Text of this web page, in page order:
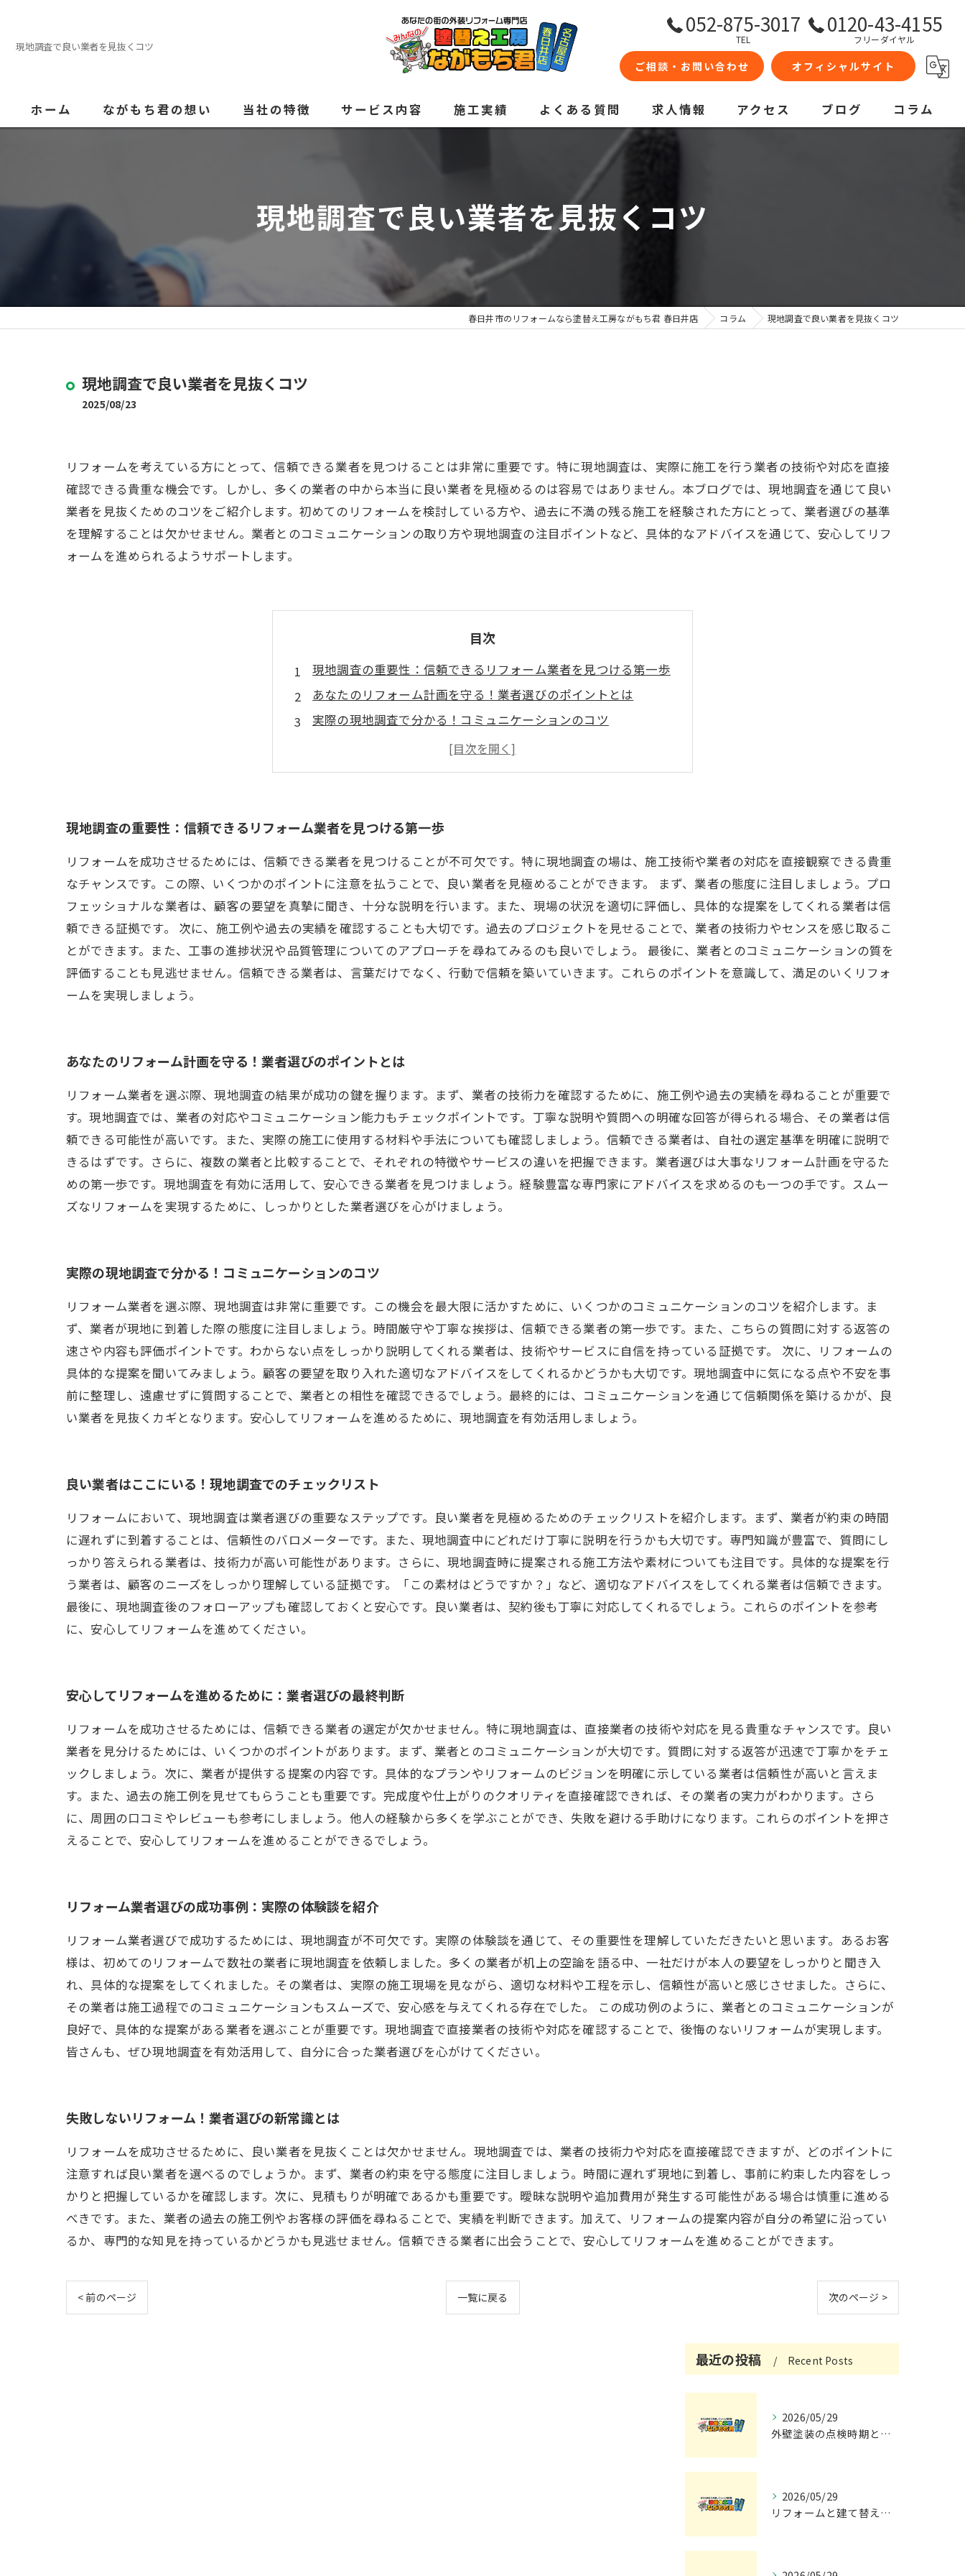
現地調査で良い業者を見抜くコツ
052-875-3017
TEL
0120-43-4155
フリーダイヤル
ご相談・お問い合わせ オフィシャルサイト
ホーム ながもち君の想い 当社の特徴
内装
サービス内容 施工実績 よくある質問 求人情報 アクセス ブログ コラム
現地調査で良い業者を見抜くコツ
春日井市のリフォームなら塗替え工房ながもち君 春日井店 コラム 現地調査で良い業者を見抜くコツ
現地調査で良い業者を見抜くコツ
2025/08/23
リフォームを考えている方にとって、信頼できる業者を見つけることは非常に重要です。特に現地調査は、実際に施工を行う業者の技術や対応を直接
確認できる貴重な機会です。しかし、多くの業者の中から本当に良い業者を見極めるのは容易ではありません。本ブログでは、現地調査を通じて良い
業者を見抜くためのコツをご紹介します。初めてのリフォームを検討している方や、過去に不満の残る施工を経験された方にとって、業者選びの基準
を理解することは欠かせません。業者とのコミュニケーションの取り方や現地調査の注目ポイントなど、具体的なアドバイスを通じて、安心してリフ
ォームを進められるようサポートします。
目次
現地調査の重要性：信頼できるリフォーム業者を見つける第一歩
あなたのリフォーム計画を守る！業者選びのポイントとは
実際の現地調査で分かる！コミュニケーションのコツ
良い業者はここにいる！現地調査でのチェックリスト
安心してリフォームを進めるために：業者選びの最終判断
失敗しないリフォーム！業者選びの新常識とは
現地調査の重要性：信頼できるリフォーム業者を見つける第一歩
リフォームを成功させるためには、信頼できる業者を見つけることが不可欠です。特に現地調査の場は、施工技術や業者の対応を直接観察できる貴重
なチャンスです。この際、いくつかのポイントに注意を払うことで、良い業者を見極めることができます。 まず、業者の態度に注目しましょう。プロ
フェッショナルな業者は、顧客の要望を真摯に聞き、十分な説明を行います。また、現場の状況を適切に評価し、具体的な提案をしてくれる業者は信
頼できる証拠です。 次に、施工例や過去の実績を確認することも大切です。過去のプロジェクトを見せることで、業者の技術力やセンスを感じ取るこ
とができます。また、工事の進捗状況や品質管理についてのアプローチを尋ねてみるのも良いでしょう。 最後に、業者とのコミュニケーションの質を
評価することも見逃せません。信頼できる業者は、言葉だけでなく、行動で信頼を築いていきます。これらのポイントを意識して、満足のいくリフォ
ームを実現しましょう。
あなたのリフォーム計画を守る！業者選びのポイントとは
リフォーム業者を選ぶ際、現地調査の結果が成功の鍵を握ります。まず、業者の技術力を確認するために、施工例や過去の実績を尋ねることが重要で
す。現地調査では、業者の対応やコミュニケーション能力もチェックポイントです。丁寧な説明や質問への明確な回答が得られる場合、その業者は信
頼できる可能性が高いです。また、実際の施工に使用する材料や手法についても確認しましょう。信頼できる業者は、自社の選定基準を明確に説明で
きるはずです。さらに、複数の業者と比較することで、それぞれの特徴やサービスの違いを把握できます。業者選びは大事なリフォーム計画を守るた
めの第一歩です。現地調査を有効に活用して、安心できる業者を見つけましょう。経験豊富な専門家にアドバイスを求めるのも一つの手です。スムー
ズなリフォームを実現するために、しっかりとした業者選びを心がけましょう。
実際の現地調査で分かる！コミュニケーションのコツ
リフォーム業者を選ぶ際、現地調査は非常に重要です。この機会を最大限に活かすために、いくつかのコミュニケーションのコツを紹介します。ま
ず、業者が現地に到着した際の態度に注目しましょう。時間厳守や丁寧な挨拶は、信頼できる業者の第一歩です。また、こちらの質問に対する返答の
速さや内容も評価ポイントです。わからない点をしっかり説明してくれる業者は、技術やサービスに自信を持っている証拠です。 次に、リフォームの
具体的な提案を聞いてみましょう。顧客の要望を取り入れた適切なアドバイスをしてくれるかどうかも大切です。現地調査中に気になる点や不安を事
前に整理し、遠慮せずに質問することで、業者との相性を確認できるでしょう。最終的には、コミュニケーションを通じて信頼関係を築けるかが、良
い業者を見抜くカギとなります。安心してリフォームを進めるために、現地調査を有効活用しましょう。
良い業者はここにいる！現地調査でのチェックリスト
リフォームにおいて、現地調査は業者選びの重要なステップです。良い業者を見極めるためのチェックリストを紹介します。まず、業者が約束の時間
に遅れずに到着することは、信頼性のバロメーターです。また、現地調査中にどれだけ丁寧に説明を行うかも大切です。専門知識が豊富で、質問にし
っかり答えられる業者は、技術力が高い可能性があります。さらに、現地調査時に提案される施工方法や素材についても注目です。具体的な提案を行
う業者は、顧客のニーズをしっかり理解している証拠です。「この素材はどうですか？」など、適切なアドバイスをしてくれる業者は信頼できます。
最後に、現地調査後のフォローアップも確認しておくと安心です。良い業者は、契約後も丁寧に対応してくれるでしょう。これらのポイントを参考
に、安心してリフォームを進めてください。
安心してリフォームを進めるために：業者選びの最終判断
リフォームを成功させるためには、信頼できる業者の選定が欠かせません。特に現地調査は、直接業者の技術や対応を見る貴重なチャンスです。良い
業者を見分けるためには、いくつかのポイントがあります。まず、業者とのコミュニケーションが大切です。質問に対する返答が迅速で丁寧かをチェ
ックしましょう。次に、業者が提供する提案の内容です。具体的なプランやリフォームのビジョンを明確に示している業者は信頼性が高いと言えま
す。また、過去の施工例を見せてもらうことも重要です。完成度や仕上がりのクオリティを直接確認できれば、その業者の実力がわかります。さら
に、周囲の口コミやレビューも参考にしましょう。他人の経験から多くを学ぶことができ、失敗を避ける手助けになります。これらのポイントを押さ
えることで、安心してリフォームを進めることができるでしょう。
リフォーム業者選びの成功事例：実際の体験談を紹介
リフォーム業者選びで成功するためには、現地調査が不可欠です。実際の体験談を通じて、その重要性を理解していただきたいと思います。あるお客
様は、初めてのリフォームで数社の業者に現地調査を依頼しました。多くの業者が机上の空論を語る中、一社だけが本人の要望をしっかりと聞き入
れ、具体的な提案をしてくれました。その業者は、実際の施工現場を見ながら、適切な材料や工程を示し、信頼性が高いと感じさせました。さらに、
その業者は施工過程でのコミュニケーションもスムーズで、安心感を与えてくれる存在でした。 この成功例のように、業者とのコミュニケーションが
良好で、具体的な提案がある業者を選ぶことが重要です。現地調査で直接業者の技術や対応を確認することで、後悔のないリフォームが実現します。
皆さんも、ぜひ現地調査を有効活用して、自分に合った業者選びを心がけてください。
失敗しないリフォーム！業者選びの新常識とは
リフォームを成功させるために、良い業者を見抜くことは欠かせません。現地調査では、業者の技術力や対応を直接確認できますが、どのポイントに
注意すれば良い業者を選べるのでしょうか。まず、業者の約束を守る態度に注目しましょう。時間に遅れず現地に到着し、事前に約束した内容をしっ
かりと把握しているかを確認します。次に、見積もりが明確であるかも重要です。曖昧な説明や追加費用が発生する可能性がある場合は慎重に進める
べきです。また、業者の過去の施工例やお客様の評価を尋ねることで、実績を判断できます。加えて、リフォームの提案内容が自分の希望に沿ってい
るか、専門的な知見を持っているかどうかも見逃せません。信頼できる業者に出会うことで、安心してリフォームを進めることができます。
< 前のページ 一覧に戻る 次のページ >
最近の投稿 Recent Posts
2026/05/29
外壁塗装の点検時期と施工の最適タイミング
2026/05/29
リフォームと建て替えの費用と注意点完全解説